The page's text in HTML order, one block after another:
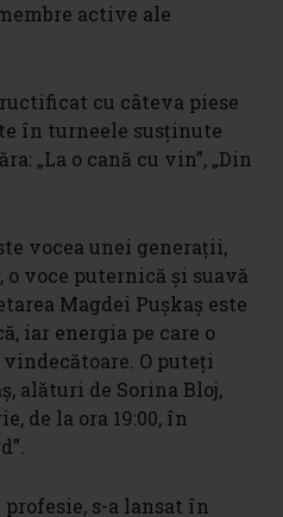
active ale
cu câteva piese
în turneele susținute
„La o cană cu vin”, „Din
vocea unei generații,
voce puternică și suavă
Magdei Pușkaș este
iar energia pe care o
O puteți
alături de Sorina Bloj,
de la ora 19:00, în
s-a lansat în